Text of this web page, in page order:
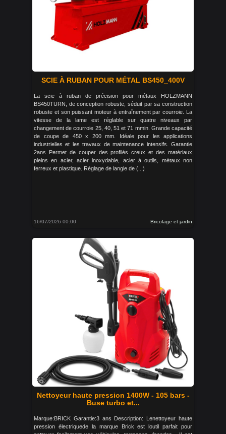
SCIE À RUBAN POUR MÉTAL BS450_400V
La scie à ruban de précision pour métaux HOLZMANN
BS450TURN, de conception robuste, séduit par sa construction
robuste et son puissant moteur à entraînement par courroie. La
vitesse de la lame est réglable sur quatre niveaux par
changement de courroie 25, 40, 51 et 71 mmin. Grande capacité
de coupe de 450 x 200 mm. Idéale pour les applications
industrielles et les travaux de maintenance intensifs. Garantie
2ans Permet de couper des profilés creux et des matériaux
pleins en acier, acier inoxydable, acier à outils, métaux non
ferreux et plastique. Réglage de langle de (...)
16/07/2026 00:00 Bricolage et jardin
Nettoyeur haute pression 1400W - 105 bars -
Buse turbo et...
Marque:BRICK Garantie:3 ans Description: Lenettoyeur haute
pression électriquede la marque Brick est loutil parfait pour